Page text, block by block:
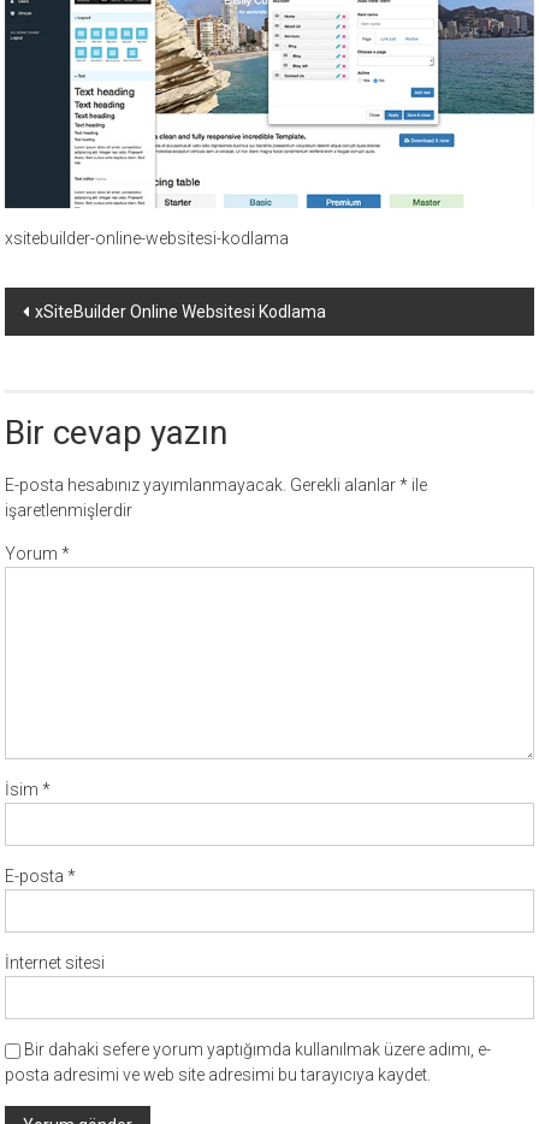
ücretsiz
temalar,
wordpress
temaları,
temaları,
theme
sitesi.
xsitebuilder-online-websitesi-kodlama
Yazı
xSiteBuilder Online Websitesi Kodlama
Bir cevap yazın
E-posta hesabınız yayımlanmayacak. Gerekli alanlar* ile
işaretlenmişlerdir
Yorum*
İsim*
E-posta*
İnternet sitesi
Bir dahaki sefere yorum yaptığımda kullanılmak üzere adımı, e-
posta adresimi ve web site adresimi bu tarayıcıya kaydet.